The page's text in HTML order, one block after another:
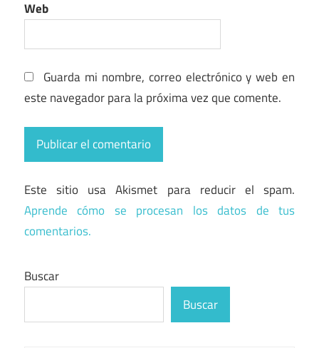
Web
Guarda mi nombre, correo electrónico y web en
este navegador para la próxima vez que comente.
Este sitio usa Akismet para reducir el spam.
Aprende cómo se procesan los datos de tus
comentarios.
Buscar
Buscar